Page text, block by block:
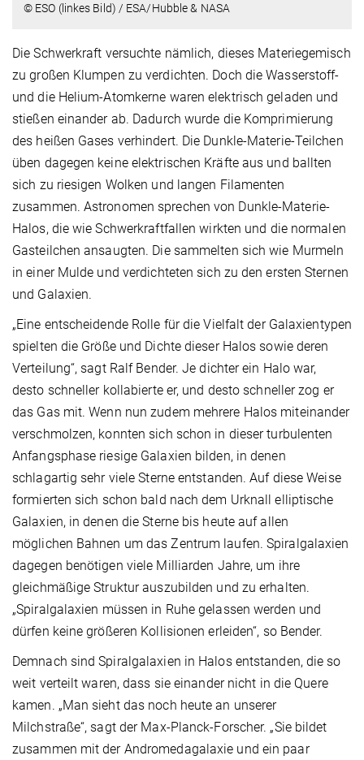
© ESO (linkes Bild) / ESA/Hubble & NASA
Die Schwerkraft versuchte nämlich, dieses Materiegemisch
zu großen Klumpen zu verdichten. Doch die Wasserstoff-
und die Helium-Atomkerne waren elektrisch geladen und
stießen einander ab. Dadurch wurde die Komprimierung
des heißen Gases verhindert. Die Dunk­le-Materie-Teilchen
üben dagegen keine elektrischen Kräfte aus und ballten
sich zu riesigen Wolken und langen Filamenten
zusammen. Astronomen sprechen von Dunkle-Materie-
Halos, die wie Schwerkraftfallen wirkten und die normalen
Gasteilchen ansaugten. Die sammelten sich wie Murmeln
in einer Mulde und verdichteten sich zu den ersten Sternen
und Galaxien.
„Eine entscheidende Rolle für die Vielfalt der Galaxien­typen
spielten die Größe und Dichte dieser Halos sowie deren
Verteilung“, sagt Ralf Bender. Je dichter ein Halo war,
desto schneller kollabierte er, und desto schneller zog er
das Gas mit. Wenn nun zudem mehrere Halos miteinander
verschmolzen, konnten sich schon in dieser turbulenten
Anfangsphase riesige Galaxien bilden, in denen
schlagartig sehr viele Sterne entstanden. Auf diese Weise
formierten sich schon bald nach dem Urknall elliptische
Galaxien, in denen die Sterne bis heute auf allen
möglichen Bahnen um das Zentrum laufen. Spiralgalaxien
dagegen benötigen viele Milliarden Jahre, um ihre
gleichmäßige Struktur auszubil­den und zu erhalten.
„Spiralgalaxien müssen in Ruhe gelassen werden und
dürfen keine größeren Kollisionen erleiden“, so Bender.
Demnach sind Spiralgalaxien in Halos entstanden, die so
weit verteilt waren, dass sie einander nicht in die Quere
kamen. „Man sieht das noch heute an unserer
Milchstraße“, sagt der Max-Planck-Forscher. „Sie bildet
zusammen mit der Andromedagalaxie und ein paar